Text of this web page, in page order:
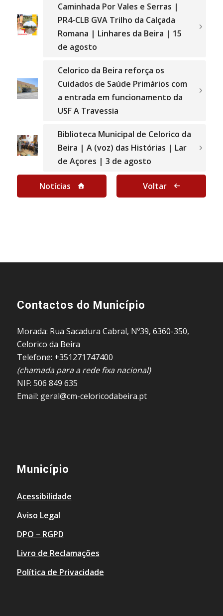
Caminhada Por Vales e Serras |
PR4-CLB GVA Trilho da Calçada
Romana | Linhares da Beira | 15
de agosto
Celorico da Beira reforça os
Cuidados de Saúde Primários com
a entrada em funcionamento da
USF A Travessia
Biblioteca Municipal de Celorico da
Beira | A (voz) das Histórias | Lar
de Açores | 3 de agosto
Notícias Voltar
Contactos do Município
Morada: Rua Sacadura Cabral, Nº39, 6360-350,
Celorico da Beira
Telefone: +351271747400
(chamada para a rede fixa nacional)
NIF: 506 849 635
Email: geral@cm-celoricodabeira.pt
Município
Acessibilidade
Aviso Legal
DPO – RGPD
Livro de Reclamações
Política de Privacidade